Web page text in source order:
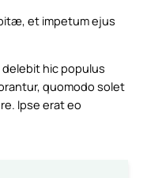
et impetum ejus
delebit hic populus
quomodo solet
Ipse erat eo